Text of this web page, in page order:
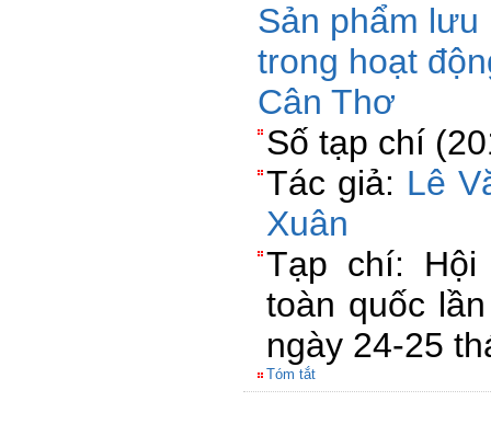
Sản phẩm lưu
trong hoạt
Cân Thơ
Số tạp chí
Tác giả: Lê
Xuân
Tạp chí:
toàn quốc
ngày 24-25
Tóm tắt